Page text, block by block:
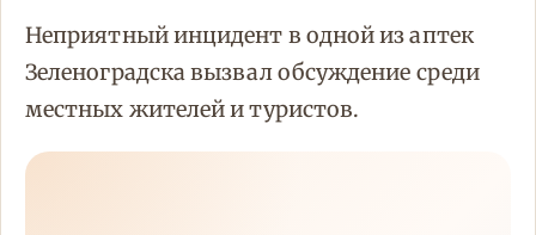
Неприятный инцидент в одной из аптек
Зеленоградска вызвал обсуждение среди
местных жителей и туристов.